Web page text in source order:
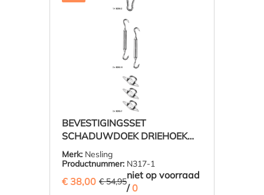
BEVESTIGINGSSET
SCHADUWDOEK DRIEHOEK
NESLING
Merk: Nesling
Productnummer: N317-1
€ 38,00 € 54,95(30.85% BESPAARD)
niet op voorraad
/0